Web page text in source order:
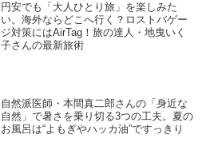
円安でも「大人ひとり旅」を楽しみた
い。海外ならどこへ行く？ロストバゲー
ジ対策にはAirTag！旅の達人・地曳いく
子さんの最新旅術
自然派医師・本間真二郎さんの「身近な
自然」で暑さを乗り切る3つの工夫。夏の
お風呂は“よもぎやハッカ油”ですっきり